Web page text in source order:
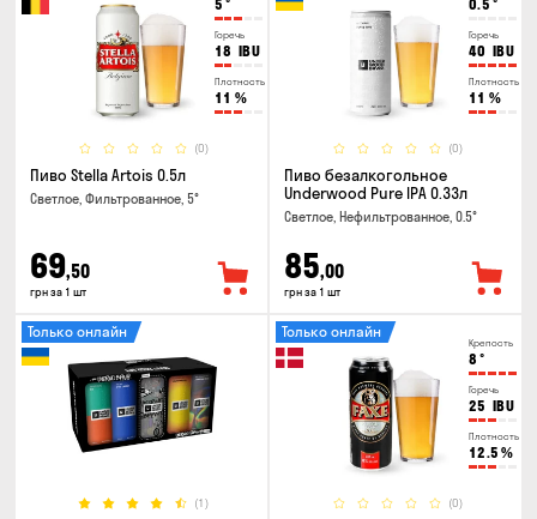
5 °
Горечь
18 IBU
Плотность
11 %
(0)
Пиво Stella Artois 0.5л
Светлое, Фильтрованное, 5°
69,50
грн за 1 шт
0.5 °
Горечь
40 IBU
Плотность
11 %
(0)
Пиво безалкогольное
Underwood Pure IPA 0.33л
Светлое, Нефильтрованное, 0.5°
85,00
грн за 1 шт
(1)
Только онлайн
Крепость
8 °
Горечь
25 IBU
Плотность
12.5 %
(0)
Только онлайн